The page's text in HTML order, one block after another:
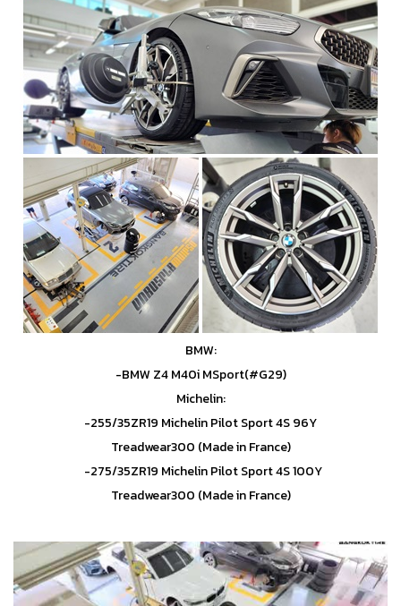
BMW:
-BMW Z4 M40i MSport(#G29)
Michelin:
-255/35ZR19 Michelin Pilot Sport 4S 96Y
Treadwear300 (Made in France)
-275/35ZR19 Michelin Pilot Sport 4S 100Y
Treadwear300 (Made in France)